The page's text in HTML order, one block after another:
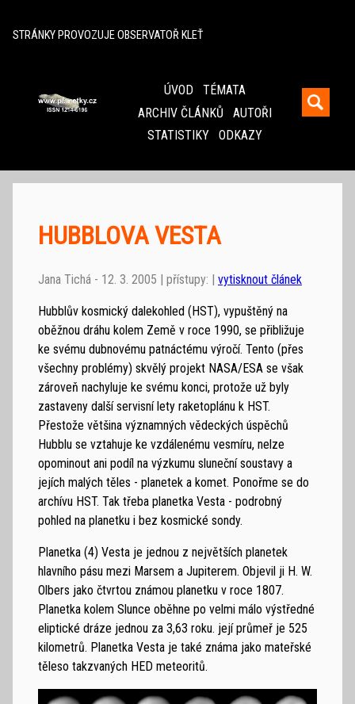
STRÁNKY PROVOZUJE OBSERVATOŘ KLEŤ
ÚVOD
TÉMATA
ARCHIV ČLÁNKŮ
AUTOŘI
STATISTIKY
ODKAZY
HUBBLOVA VESTA
Jana Tichá - 12. 3. 2005 | přístupy: | vytisknout článek
Hubblův kosmický dalekohled (HST), vypuštěný na
oběžnou dráhu kolem Země v roce 1990, se přibližuje
ke svému dubnovému patnáctému výročí. Tento (přes
všechny problémy) skvělý projekt NASA/ESA se však
zároveň nachyluje ke svému konci, protože už byly
zastaveny další servisní lety raketoplánu k HST.
Přestože většina významných vědeckých úspěchů
Hubblu se vztahuje ke vzdálenému vesmíru, nelze
opominout ani podíl na výzkumu sluneční soustavy a
jejích malých těles - planetek a komet. Ponořme se do
archívu HST. Tak třeba planetka Vesta - podrobný
pohled na planetku i bez kosmické sondy.
Planetka (4) Vesta je jednou z největších planetek
hlavního pásu mezi Marsem a Jupiterem. Objevil ji H. W.
Olbers jako čtvrtou známou planetku v roce 1807.
Planetka kolem Slunce oběhne po velmi málo výstředné
eliptické dráze jednou za 3,63 roku. její průmeř je 525
kilometrů. Planetka Vesta je také známa jako mateřské
těleso takzvaných HED meteoritů.